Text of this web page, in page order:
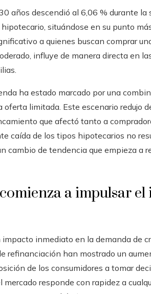
años descendió al 6,06 % durante la
situándose en su punto
a quienes buscan comprar
influye de manera directa en
ha estado marcado por una
limitada. Este escenario redujo
que afectó tanto a
caída de los tipos hipotecarios no
cambio de tendencia que empieza a
a impulsar el
inmediato en la demanda de
refinanciación han mostrado un
de los consumidores a tomar
responde con rapidez a